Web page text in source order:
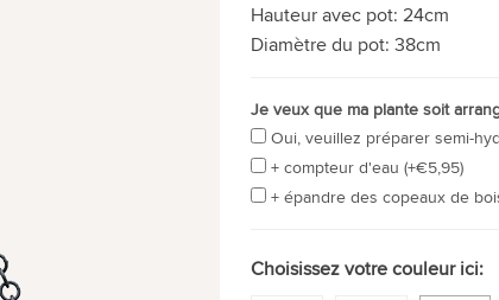
Hauteur avec pot: 24cm
Diamètre du pot: 38cm
Je veux que ma plante soit
Oui, veuillez préparer semi-
+ compteur d'eau (+€5,95)
+ épandre des copeaux de
Choisissez votre couleur ici: